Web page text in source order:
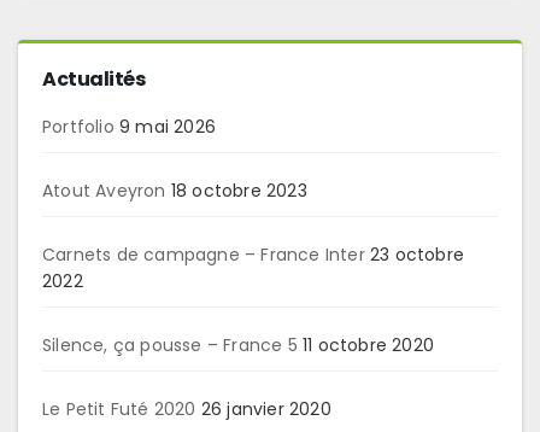
Actualités
Portfolio 9 mai 2026
Atout Aveyron 18 octobre 2023
Carnets de campagne – France Inter 23 octobre
2022
Silence, ça pousse – France 5 11 octobre 2020
Le Petit Futé 2020 26 janvier 2020